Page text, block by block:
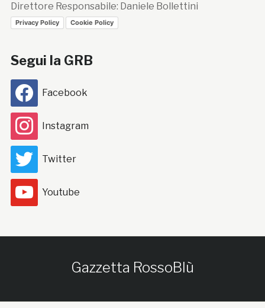
Direttore Responsabile: Daniele Bollettini
Privacy Policy Cookie Policy
Segui la GRB
Facebook
Instagram
Twitter
Youtube
Gazzetta RossoBlù